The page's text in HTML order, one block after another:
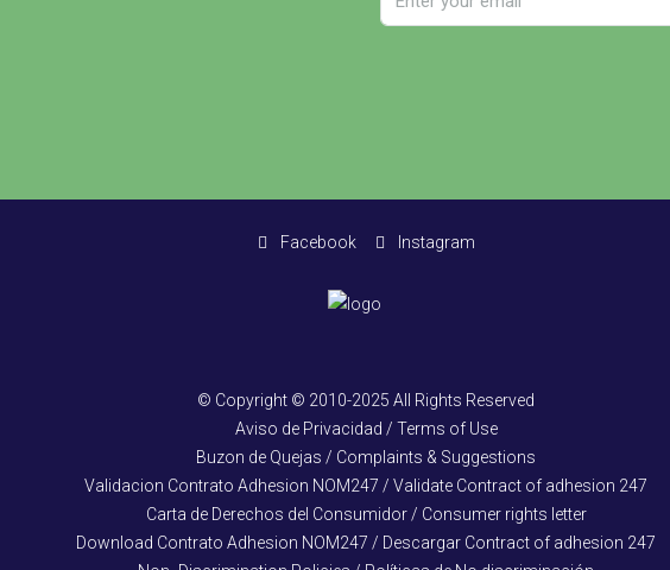
Facebook Instagram
© Copyright © 2010-2025 All Rights Reserved
Aviso de Privacidad / Terms of Use
Buzon de Quejas / Complaints & Suggestions
Validacion Contrato Adhesion NOM247 / Validate Contract of adhesion 247
Carta de Derechos del Consumidor / Consumer rights letter
Download Contrato Adhesion NOM247 / Descargar Contract of adhesion 247